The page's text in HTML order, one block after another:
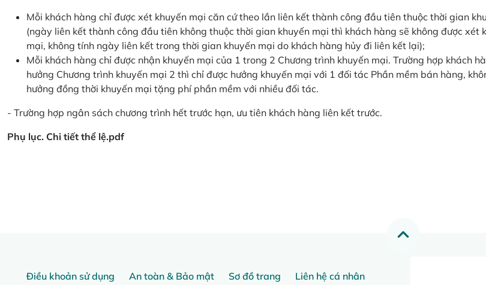
Mỗi khách hàng chỉ được xét khuyến mại căn cứ theo lần liên kết thành công đầu tiên thuộc thời gian
(ngày liên kết thành công đầu tiên không thuộc thời gian khuyến mại thì khách hàng sẽ không được xét
mại, không tính ngày liên kết trong thời gian khuyến mại do khách hàng hủy đi liên kết lại);
Mỗi khách hàng chỉ được nhận khuyến mại của 1 trong 2 Chương trình khuyến mại. Trường hợp khách
hưởng Chương trình khuyến mại 2 thì chỉ được hưởng khuyến mại với 1 đối tác Phần mềm bán hàng,
hưởng đồng thời khuyến mại tặng phí phần mềm với nhiều đối tác.
- Trường hợp ngân sách chương trình hết trước hạn, ưu tiên khách hàng liên kết trước.
Phụ lục. Chi tiết thể lệ.pdf
Điều khoản sử dụng An toàn & Bảo mật Sơ đồ trang
Liên hệ cá nhân